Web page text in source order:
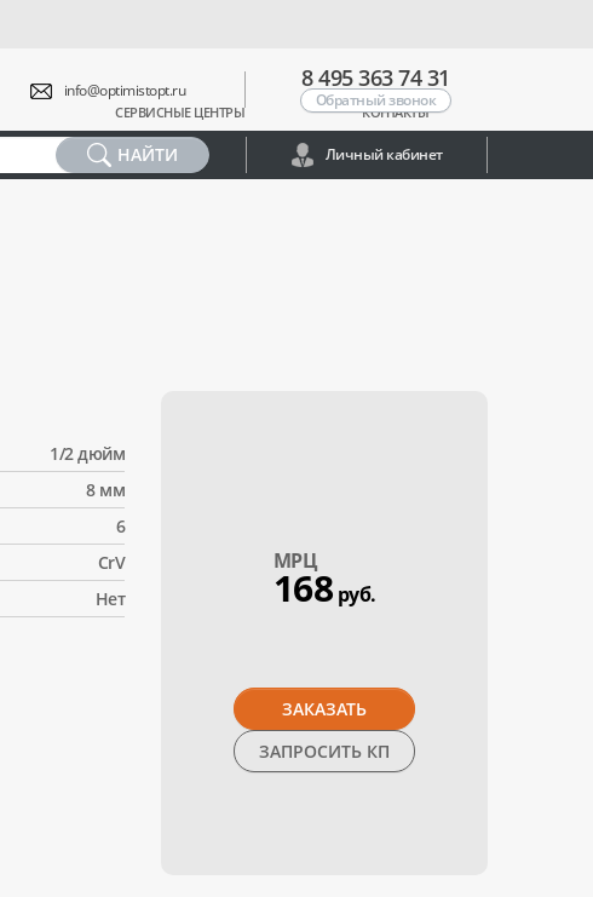
СЕРВИСНЫЕ ЦЕНТРЫ КОНТАКТЫ
info@optimistopt.ru 8 495 363 74 31
Обратный звонок
НАЙТИ Личный кабинет
1/2 дюйм
8 мм
6
CrV
Нет
МPЦ
168 руб.
ЗАКАЗАТЬ
ЗАПРОСИТЬ КП